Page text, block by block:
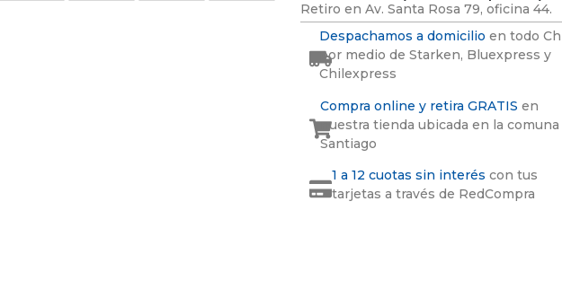
Retiro en Av. Santa Rosa 79, oficina 44.
Despachamos a domicilio en todo
por medio de Starken, Bluexpress y
Chilexpress
Compra online y retira GRATIS en
nuestra tienda ubicada en la comuna
Santiago
1 a 12 cuotas sin interés con tus
tarjetas a través de RedCompra